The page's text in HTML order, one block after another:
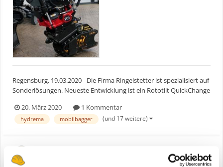
Regensburg, 19.03.2020 - Die Firma Ringelstetter ist spezialisiert auf
Sonderlösungen. Neueste Entwicklung ist ein Rototilt QuickChange
vollhydraulischen Wechsler mit der vollen Ölmenge des Baggers zu
speisen. Bauforum24 Artikel (31.01.2020...
20. März 2020 1 Kommentar
hydrema mobilbagger (und 17 weitere)